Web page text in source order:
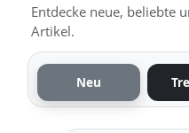
Entdecke neue, beliebte
Artikel.
Neu